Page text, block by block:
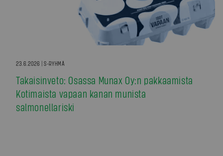
23.6.2026 | S-RYHMÄ
Takaisinveto: Osassa Munax Oy:n pakkaamista
Kotimaista vapaan kanan munista
salmonellariski